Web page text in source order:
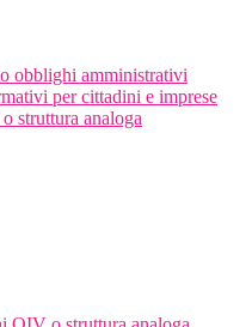
obblighi amministrativi
per cittadini e imprese
struttura analoga